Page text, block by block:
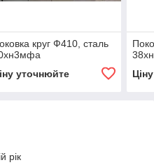
круг Ф410, сталь
уточнюйте
рік